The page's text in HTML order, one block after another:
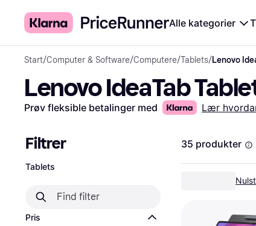
Alle kategorier
Start/Computer & Software/Computere/Tablets/Lenovo
Lenovo IdeaTab
Prøv fleksible betalinger med Lær
Filtrer
Tablets
Pris
35 produkter